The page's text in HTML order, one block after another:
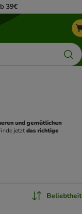
39€
und gemütlichen
jetzt das richtige
Beliebtheit